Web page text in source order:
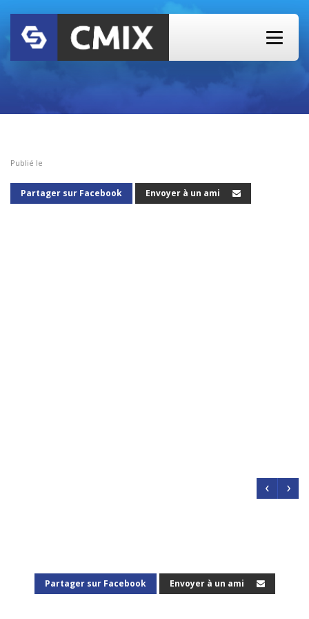
Publié le
Partager sur Facebook Envoyer à un ami
‹ ›
Partager sur Facebook Envoyer à un ami